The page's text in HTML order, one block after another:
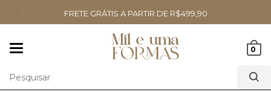
FRETE GRÁTIS A PARTIR DE R$499,90
0